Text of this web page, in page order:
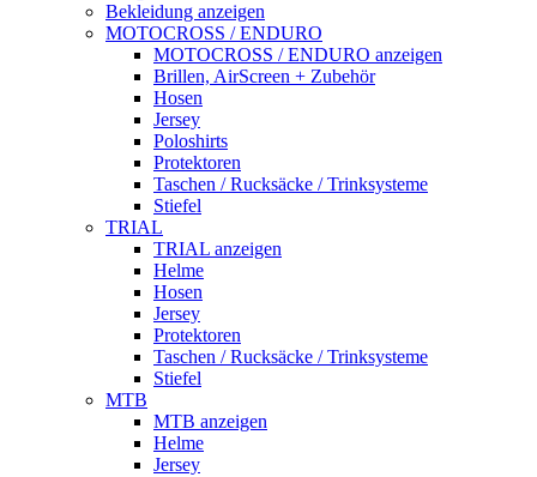
Bekleidung anzeigen
MOTOCROSS / ENDURO
MOTOCROSS / ENDURO anzeigen
Brillen, AirScreen + Zubehör
Hosen
Jersey
Poloshirts
Protektoren
Taschen / Rucksäcke / Trinksysteme
Stiefel
TRIAL
TRIAL anzeigen
Helme
Hosen
Jersey
Protektoren
Taschen / Rucksäcke / Trinksysteme
Stiefel
MTB
MTB anzeigen
Helme
Jersey